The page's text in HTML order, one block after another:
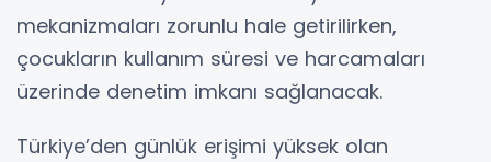
mekanizmaları zorunlu hale getirilirken,
çocukların kullanım süresi ve harcamaları
üzerinde denetim imkanı sağlanacak.
Türkiye’den günlük erişimi yüksek olan